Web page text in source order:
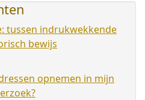
tussen indrukwekkende
bewijs
opnemen in mijn